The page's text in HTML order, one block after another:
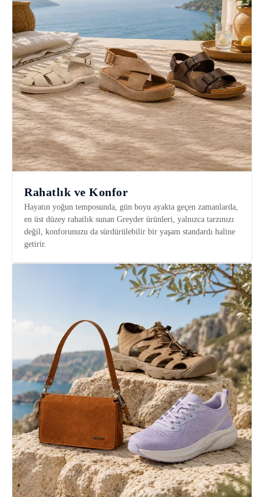
Rahatlık ve Konfor
Hayatın yoğun temposunda, gün boyu ayakta geçen zamanlarda,
en üst düzey rahatlık sunan Greyder ürünleri, yalnızca tarzınızı
değil, konforunuzu da sürdürülebilir bir yaşam standardı haline
getirir.